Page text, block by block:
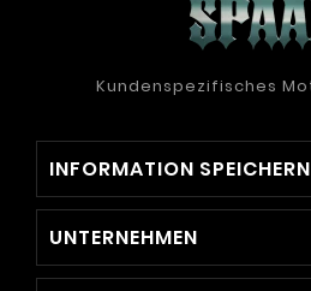
Kundenspezifisches
INFORMATION SPEICHERN
UNTERNEHMEN